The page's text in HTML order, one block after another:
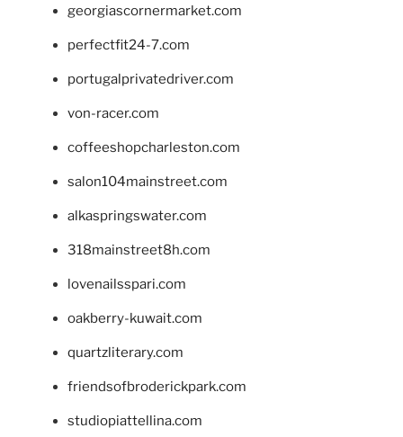
georgiascornermarket.com
perfectfit24-7.com
portugalprivatedriver.com
von-racer.com
coffeeshopcharleston.com
salon104mainstreet.com
alkaspringswater.com
318mainstreet8h.com
lovenailsspari.com
oakberry-kuwait.com
quartzliterary.com
friendsofbroderickpark.com
studiopiattellina.com